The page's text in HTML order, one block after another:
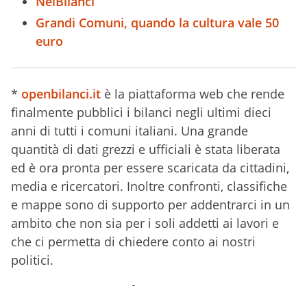
Grandi Comuni, quando la cultura vale 50
euro
* openbilanci.it è la piattaforma web che rende
finalmente pubblici i bilanci negli ultimi dieci
anni di tutti i comuni italiani. Una grande
quantità di dati grezzi e ufficiali è stata liberata
ed è ora pronta per essere scaricata da cittadini,
media e ricercatori. Inoltre confronti, classifiche
e mappe sono di supporto per addentrarci in un
ambito che non sia per i soli addetti ai lavori e
che ci permetta di chiedere conto ai nostri
politici.